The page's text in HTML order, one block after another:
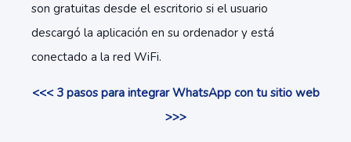
son gratuitas desde el escritorio si el usuario
descargó la aplicación en su ordenador y está
conectado a la red WiFi.
<<< 3 pasos para integrar WhatsApp con tu sitio web
>>>